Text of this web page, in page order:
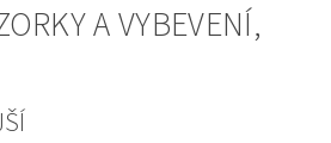
A VYBEVENÍ,